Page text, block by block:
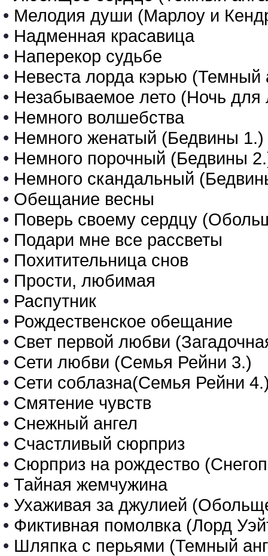
• Мелодия души (Марлоу и
• Надменная красавица
• Наперекор судьбе
• Невеста лорда кэрью (Темный
• Незабываемое лето (Ночь
• Немного волшебства
• Немного женатый (Бедвины 1.)
• Немного порочный (Бедвины
• Немного скандальный
• Обещание весны
• Поверь своему сердцу
• Подари мне все рассветы
• Похитительница снов
• Прости, любимая
• Распутник
• Рождественское обещание
• Свет первой любви
• Сети любви (Семья Рейни 3.)
• Сети соблазна(Семья Рейни
• Смятение чувств
• Снежный ангел
• Счастливый сюрприз
• Сюрприз на рождество
• Тайная жемчужина
• Ухаживая за джулией
• Фиктивная помолвка (Лорд
• Шляпка с перьями (Темный